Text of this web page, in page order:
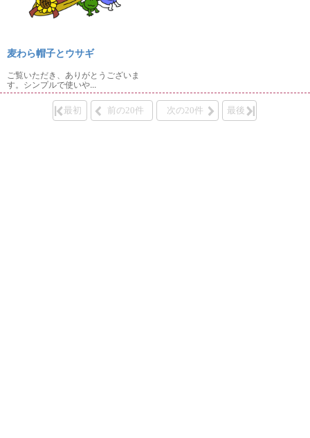
麦わら帽子とウサギ
ご覧いただき、ありがとうございま
す。シンプルで使いや...
最初 前の20件 次の20件 最後